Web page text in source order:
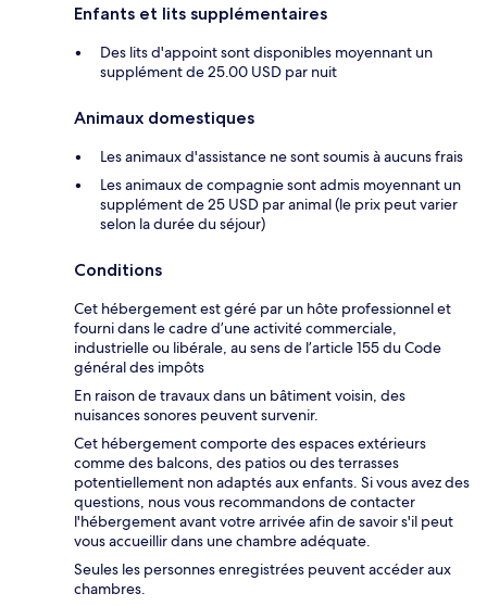
Enfants et lits supplémentaires
Des lits d'appoint sont disponibles moyennant un
supplément de 25.00 USD par nuit
Animaux domestiques
Les animaux d'assistance ne sont soumis à aucuns frais
Les animaux de compagnie sont admis moyennant un
supplément de 25 USD par animal (le prix peut varier
selon la durée du séjour)
Conditions
Cet hébergement est géré par un hôte professionnel et
fourni dans le cadre d’une activité commerciale,
industrielle ou libérale, au sens de l’article 155 du Code
général des impôts
En raison de travaux dans un bâtiment voisin, des
nuisances sonores peuvent survenir.
Cet hébergement comporte des espaces extérieurs
comme des balcons, des patios ou des terrasses
potentiellement non adaptés aux enfants. Si vous avez des
questions, nous vous recommandons de contacter
l'hébergement avant votre arrivée afin de savoir s'il peut
vous accueillir dans une chambre adéquate.
Seules les personnes enregistrées peuvent accéder aux
chambres.